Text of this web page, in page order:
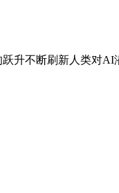
升不断刷新人类对AI